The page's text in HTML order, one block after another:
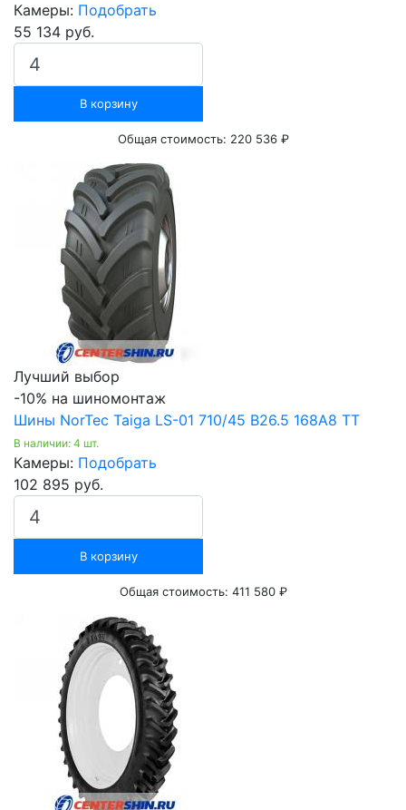
Камеры: Подобрать
55 134 руб.
В корзину
Общая стоимость: 220 536 ₽
Лучший выбор
-10% на шиномонтаж
Шины NorTec Taiga LS-01 710/45 B26.5 168A8 TT
В наличии: 4 шт.
Камеры: Подобрать
102 895 руб.
В корзину
Общая стоимость: 411 580 ₽